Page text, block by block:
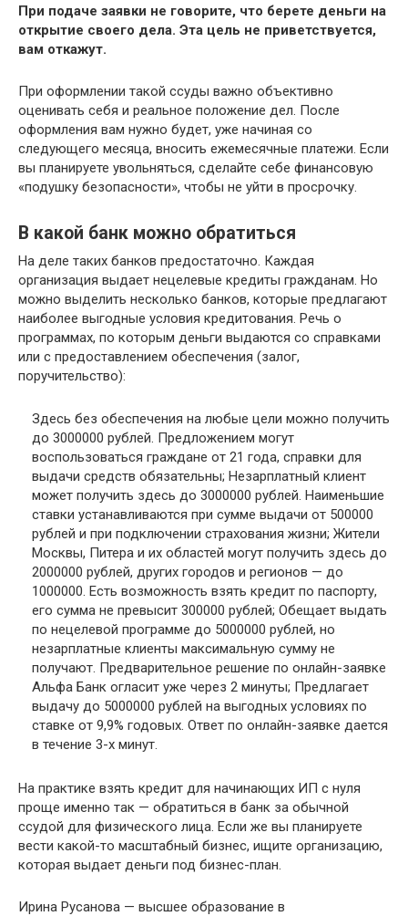
При подаче заявки не говорите, что берете деньги на
открытие своего дела. Эта цель не приветствуется,
вам откажут.
При оформлении такой ссуды важно объективно
оценивать себя и реальное положение дел. После
оформления вам нужно будет, уже начиная со
следующего месяца, вносить ежемесячные платежи. Если
вы планируете увольняться, сделайте себе финансовую
«подушку безопасности», чтобы не уйти в просрочку.
В какой банк можно обратиться
На деле таких банков предостаточно. Каждая
организация выдает нецелевые кредиты гражданам. Но
можно выделить несколько банков, которые предлагают
наиболее выгодные условия кредитования. Речь о
программах, по которым деньги выдаются со справками
или с предоставлением обеспечения (залог,
поручительство):
Здесь без обеспечения на любые цели можно получить
до 3000000 рублей. Предложением могут
воспользоваться граждане от 21 года, справки для
выдачи средств обязательны; Незарплатный клиент
может получить здесь до 3000000 рублей. Наименьшие
ставки устанавливаются при сумме выдачи от 500000
рублей и при подключении страхования жизни; Жители
Москвы, Питера и их областей могут получить здесь до
2000000 рублей, других городов и регионов — до
1000000. Есть возможность взять кредит по паспорту,
его сумма не превысит 300000 рублей; Обещает выдать
по нецелевой программе до 5000000 рублей, но
незарплатные клиенты максимальную сумму не
получают. Предварительное решение по онлайн-заявке
Альфа Банк огласит уже через 2 минуты; Предлагает
выдачу до 5000000 рублей на выгодных условиях по
ставке от 9,9% годовых. Ответ по онлайн-заявке дается
в течение 3-х минут.
На практике взять кредит для начинающих ИП с нуля
проще именно так — обратиться в банк за обычной
ссудой для физического лица. Если же вы планируете
вести какой-то масштабный бизнес, ищите организацию,
которая выдает деньги под бизнес-план.
Ирина Русанова — высшее образование в